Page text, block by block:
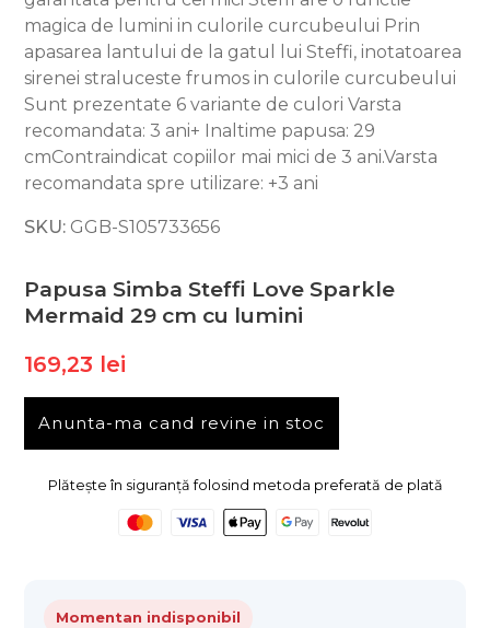
magica de lumini in culorile curcubeului Prin
apasarea lantului de la gatul lui Steffi, inotatoarea
sirenei straluceste frumos in culorile curcubeului
Sunt prezentate 6 variante de culori Varsta
recomandata: 3 ani+ Inaltime papusa: 29
cmContraindicat copiilor mai mici de 3 ani.Varsta
recomandata spre utilizare: +3 ani
SKU: GGB-S105733656
Papusa Simba Steffi Love Sparkle
Mermaid 29 cm cu lumini
169,23 lei
Anunta-ma cand revine in stoc
Plătește în siguranță folosind metoda preferată de plată
Momentan indisponibil